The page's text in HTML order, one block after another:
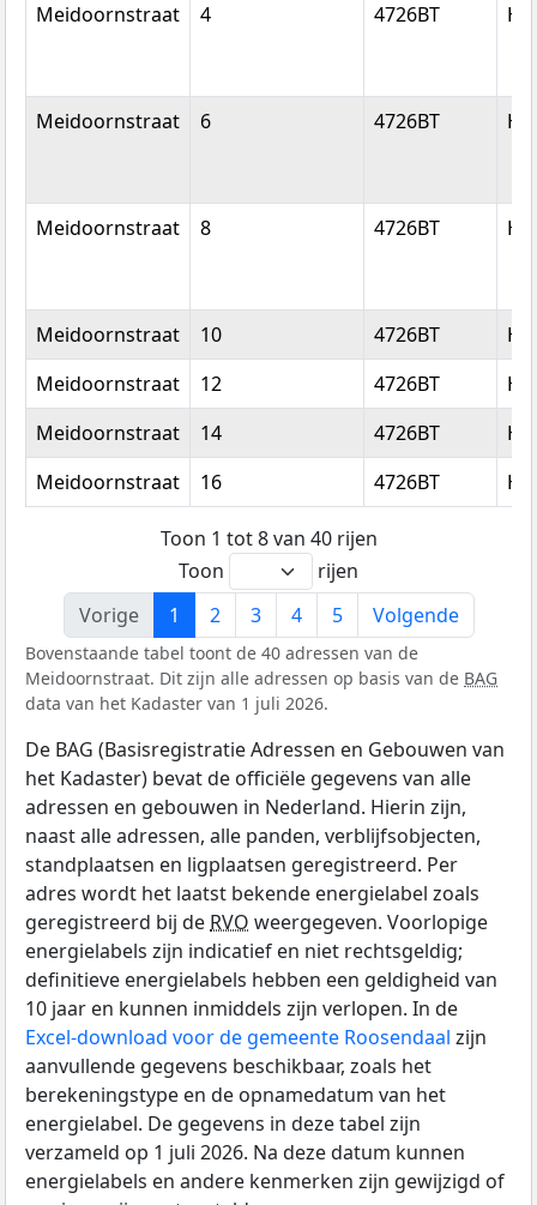
Meidoornstraat 4 4726BT
Meidoornstraat 6 4726BT
Meidoornstraat 8 4726BT
Meidoornstraat 10 4726BT
Meidoornstraat
12 4726BT
Meidoornstraat
14 4726BT
Meidoornstraat
16 4726BT
Toon 1 tot 8 van 40 rijen
Toon
rijen
Vorige
1 2 3 4 5 Volgende
Bovenstaande tabel toont de 40 adressen van de
Meidoornstraat. Dit zijn alle adressen op basis van de BAG
data van het Kadaster van 1 juli 2026.
De BAG (Basisregistratie Adressen en Gebouwen van
het Kadaster) bevat de officiële gegevens van alle
adressen en gebouwen in Nederland. Hierin zijn,
naast alle adressen, alle panden, verblijfsobjecten,
standplaatsen en ligplaatsen geregistreerd. Per
adres wordt het laatst bekende energielabel zoals
geregistreerd bij de RVO weergegeven. Voorlopige
energielabels zijn indicatief en niet rechtsgeldig;
definitieve energielabels hebben een geldigheid van
10 jaar en kunnen inmiddels zijn verlopen. In de
Excel-download voor de gemeente Roosendaal zijn
aanvullende gegevens beschikbaar, zoals het
berekeningstype en de opnamedatum van het
energielabel. De gegevens in deze tabel zijn
verzameld op 1 juli 2026. Na deze datum kunnen
energielabels en andere kenmerken zijn gewijzigd of